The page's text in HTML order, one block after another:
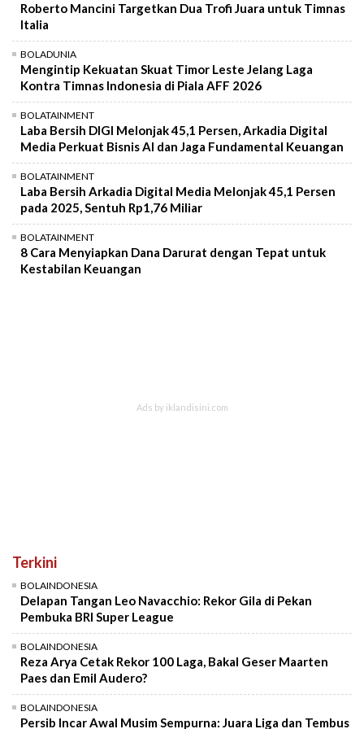
Roberto Mancini Targetkan Dua Trofi Juara untuk Timnas
Italia
BOLADUNIA
Mengintip Kekuatan Skuat Timor Leste Jelang Laga
Kontra Timnas Indonesia di Piala AFF 2026
BOLATAINMENT
Laba Bersih DIGI Melonjak 45,1 Persen, Arkadia Digital
Media Perkuat Bisnis AI dan Jaga Fundamental Keuangan
BOLATAINMENT
Laba Bersih Arkadia Digital Media Melonjak 45,1 Persen
pada 2025, Sentuh Rp1,76 Miliar
BOLATAINMENT
8 Cara Menyiapkan Dana Darurat dengan Tepat untuk
Kestabilan Keuangan
Terkini
BOLAINDONESIA
Delapan Tangan Leo Navacchio: Rekor Gila di Pekan
Pembuka BRI Super League
BOLAINDONESIA
Reza Arya Cetak Rekor 100 Laga, Bakal Geser Maarten
Paes dan Emil Audero?
BOLAINDONESIA
Persib Incar Awal Musim Sempurna: Juara Liga dan Tembus